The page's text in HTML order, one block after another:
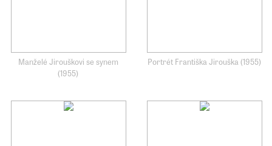
Manželé Jirouškovi se synem
(1955)
Portrét Františka Jirouška (1955)